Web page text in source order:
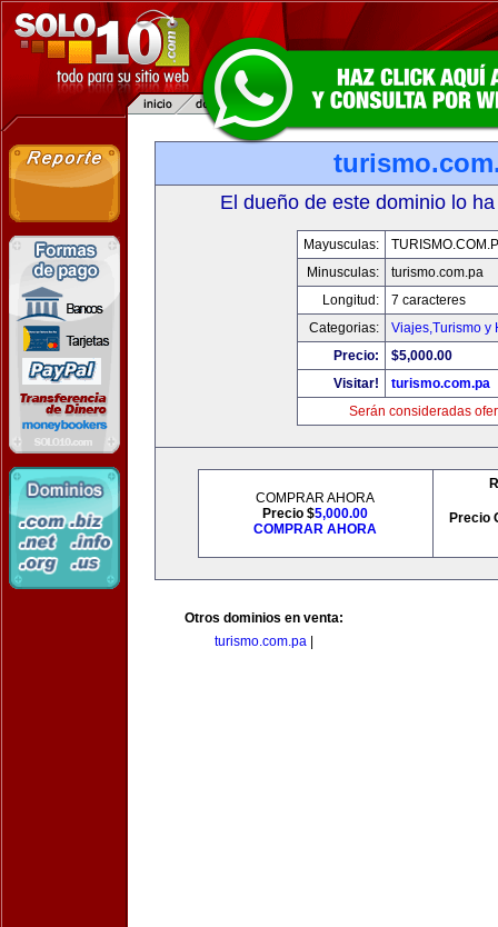
El dueño de este dominio lo
Mayusculas:
Minusculas:
turismo.com.pa
Longitud:
7 caracteres
Categorias:
Viajes,Turismo y
Precio:
$5,000.00
Visitar!
turismo.com.pa
Serán consideradas
COMPRAR AHORA
Precio $5,000.00
COMPRAR AHORA
Precio
Otros dominios en venta:
turismo.com.pa